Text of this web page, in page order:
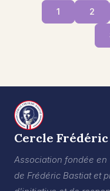
1 2
Cercle
Association fondée en
de Frédéric Bastiat et